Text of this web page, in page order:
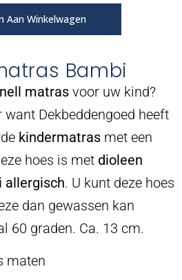
Aan Winkelwagen
Bambi
matrasvoor uw kind?
want Dekbeddengoed heeft
kindermatrasmet een
hoes is met dioleen
allergisch. U kunt deze hoes
dan gewassen kan
60 graden. Ca. 13 cm.
maten